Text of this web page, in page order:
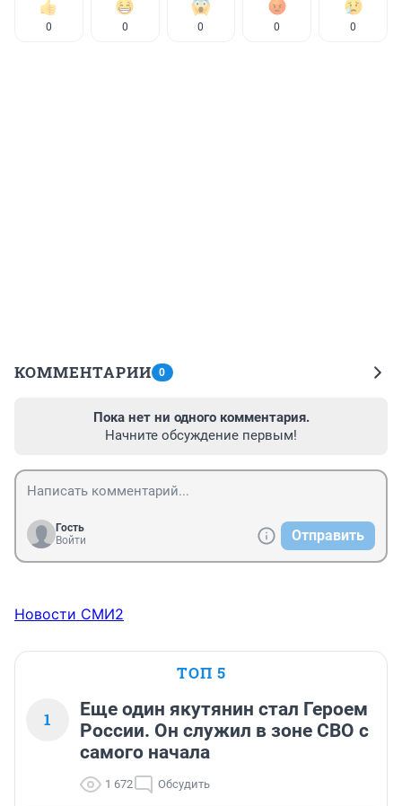
0 0 0 0 0
КОММЕНТАРИИ 0
Пока нет ни одного комментария.
Начните обсуждение первым!
Гость
Войти
Отправить
Новости СМИ2
ТОП 5
1
Еще один якутянин стал Героем
России. Он служил в зоне СВО с
самого начала
1 672 Обсудить